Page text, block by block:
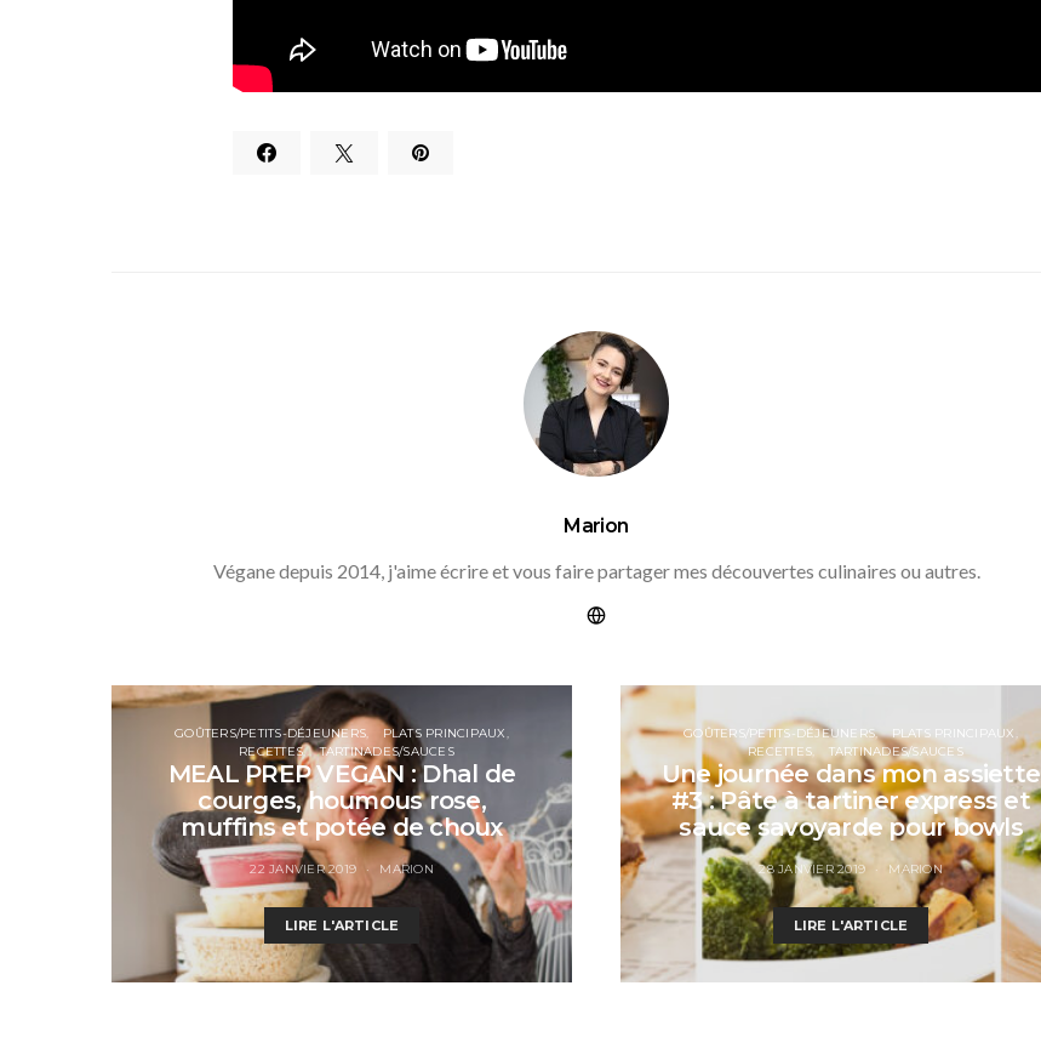
Marion
Végane depuis 2014, j'aime écrire et vous faire partager mes découvertes culinaires ou autres.
GOÛTERS/PETITS-DÉJEUNERS
PLATS PRINCIPAUX
RECETTES
TARTINADES/SAUCES
MEAL PREP VEGAN : Dhal de
courges, houmous rose,
muffins et potée de choux
22 JANVIER 2019 MARION
LIRE L'ARTICLE
GOÛTERS/PETITS-DÉJEUNERS
PLATS PRINCIPAUX
RECETTES
TARTINADES/SAUCES
Une journée dans mon assiette
#3 : Pâte à tartiner express et
sauce savoyarde pour bowls
28 JANVIER 2019 MARION
LIRE L'ARTICLE